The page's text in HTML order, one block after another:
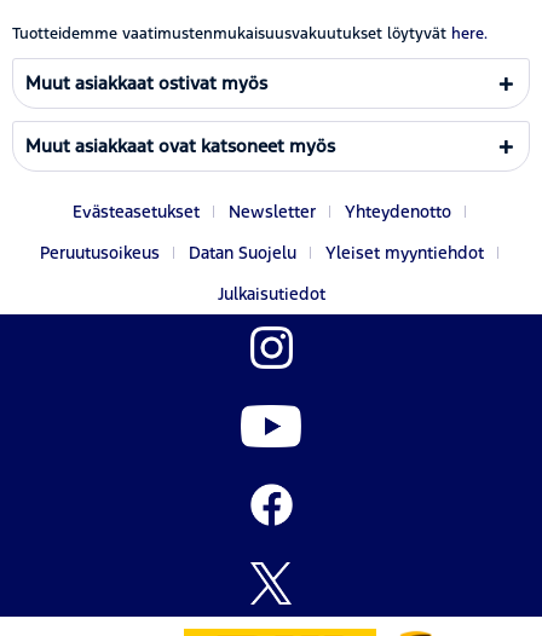
Tuotteidemme vaatimustenmukaisuusvakuutukset löytyvät here.
Muut asiakkaat ostivat myös
Muut asiakkaat ovat katsoneet myös
Evästeasetukset Newsletter
Yhteydenotto
Peruutusoikeus
Datan Suojelu
Yleiset myyntiehdot
Julkaisutiedot